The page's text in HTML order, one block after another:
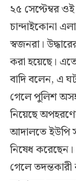
২৫ সেপ্টেম্বর
চান্দাইকোনা
স্বজনরা।
করা হয়েছে।
বাদি বলেন, এ
গেলে পুলিশ
নিয়েছে
আদালতে ইউপি
নিষেধ
গেলে